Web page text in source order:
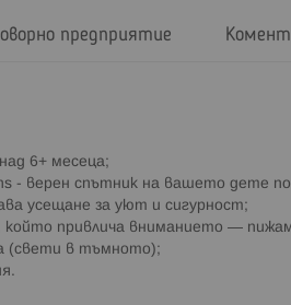
6+ месеца;
- верен спътник на вашето дете
усещане за уют и сигурност;
който привлича вниманието —
(свети в тъмното);
предприятие